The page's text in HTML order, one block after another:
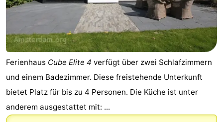
Ferienhaus Cube Elite 4 verfügt über zwei Schlafzimmern
und einem Badezimmer. Diese freistehende Unterkunft
bietet Platz für bis zu 4 Personen. Die Küche ist unter
anderem ausgestattet mit: ...